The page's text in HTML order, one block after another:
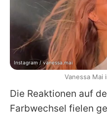
Die Reaktionen auf
Farbwechsel fielen
Instagram / vanessa.mai
Vanessa Mai